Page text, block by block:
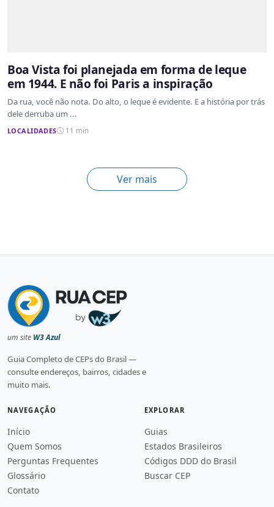
Boa Vista foi planejada em forma de leque
em 1944. E não foi Paris a inspiração
Da rua, você não nota. Do alto, o leque é evidente. E a história por trás
dele derruba um ...
LOCALIDADES 11 min
Ver mais
um site W3 Azul
Guia Completo de CEPs do Brasil —
consulte endereços, bairros, cidades e
muito mais.
NAVEGAÇÃO
Início
Quem Somos
Perguntas Frequentes
Glossário
Contato
EXPLORAR
Guias
Estados Brasileiros
Códigos DDD do Brasil
Buscar CEP